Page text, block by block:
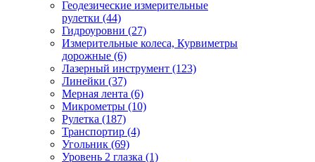
Геодезические измерительные
рулетки (44)
Гидроуровни (27)
Измерительные колеса, Курвиметры
дорожные (6)
Лазерный инструмент (123)
Линейки (37)
Мерная лента (6)
Микрометры (10)
Рулетка (187)
Транспортир (4)
Угольник (69)
Уровень 2 глазка (1)